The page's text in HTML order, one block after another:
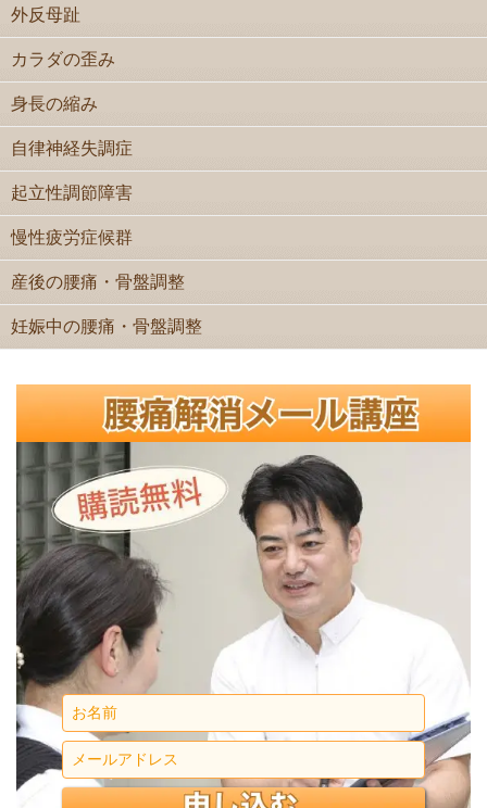
外反母趾
カラダの歪み
身長の縮み
自律神経失調症
起立性調節障害
慢性疲労症候群
産後の腰痛・骨盤調整
妊娠中の腰痛・骨盤調整